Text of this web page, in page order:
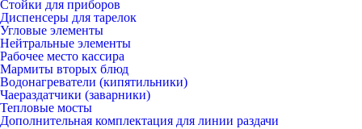
Стойки для приборов
Диспенсеры для тарелок
Угловые элементы
Нейтральные элементы
Рабочее место кассира
Мармиты вторых блюд
Водонагреватели (кипятильники)
Чаераздатчики (заварники)
Тепловые мосты
Дополнительная комплектация для линии раздачи